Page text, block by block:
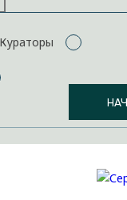
Кураторы